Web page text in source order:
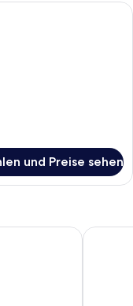
Raum mit einem
und Preise sehen
Der